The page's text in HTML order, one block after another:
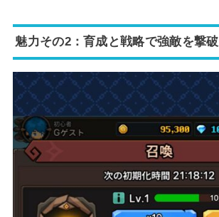
魅力その2：育成と戦略で強敵を撃破